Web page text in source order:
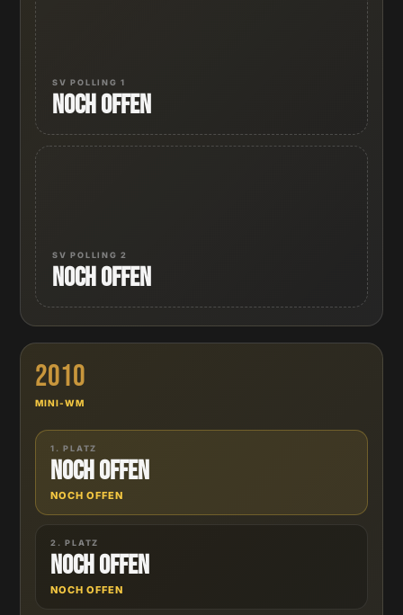
SV POLLING 1
Noch offen
SV POLLING 2
Noch offen
2010
MINI-WM
1. PLATZ
Noch offen
NOCH OFFEN
2. PLATZ
Noch offen
NOCH OFFEN